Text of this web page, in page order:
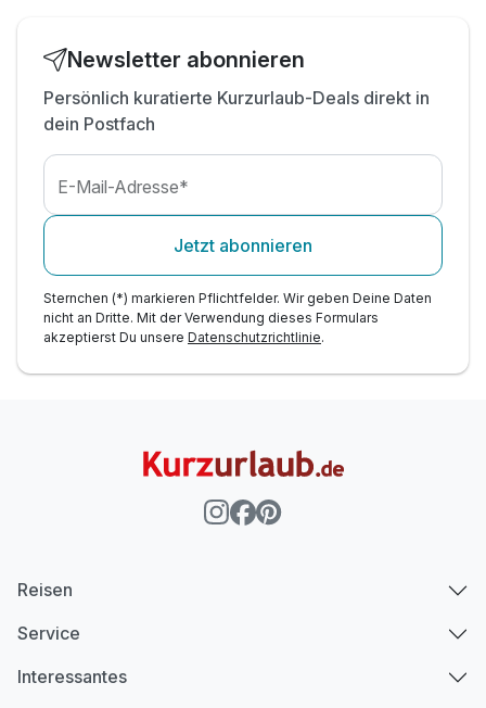
Newsletter abonnieren
Persönlich kuratierte Kurzurlaub-Deals direkt in
dein Postfach
E-Mail-Adresse*
Jetzt abonnieren
Sternchen (*) markieren Pflichtfelder. Wir geben Deine Daten
nicht an Dritte. Mit der Verwendung dieses Formulars
akzeptierst Du unsere Datenschutzrichtlinie.
Reisen
Service
Interessantes